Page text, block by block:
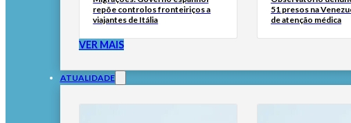
repõe controlos fronteiriços a
viajantes de Itália
51 presos na
de atenção médica
VER MAIS
ATUALIDADE